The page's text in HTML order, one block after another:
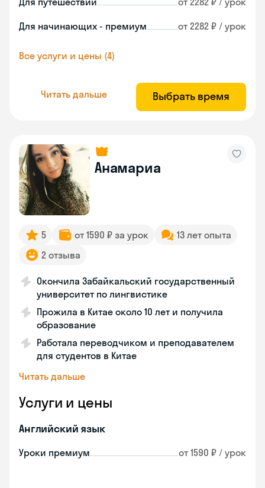
Для начинающих - премиум от 2282 ₽ / урок
Все услуги и цены (4)
Читать дальше Выбрать время
Анамариа
5 от 1590 ₽ за урок
13 лет опыта
2 отзыва
Окончила Забайкальский государственный
университет по лингвистике
Прожила в Китае около 10 лет и получила
образование
Работала переводчиком и преподавателем
для студентов в Китае
Читать дальше
Услуги и цены
Английский язык
Уроки премиум от 1590 ₽ / урок